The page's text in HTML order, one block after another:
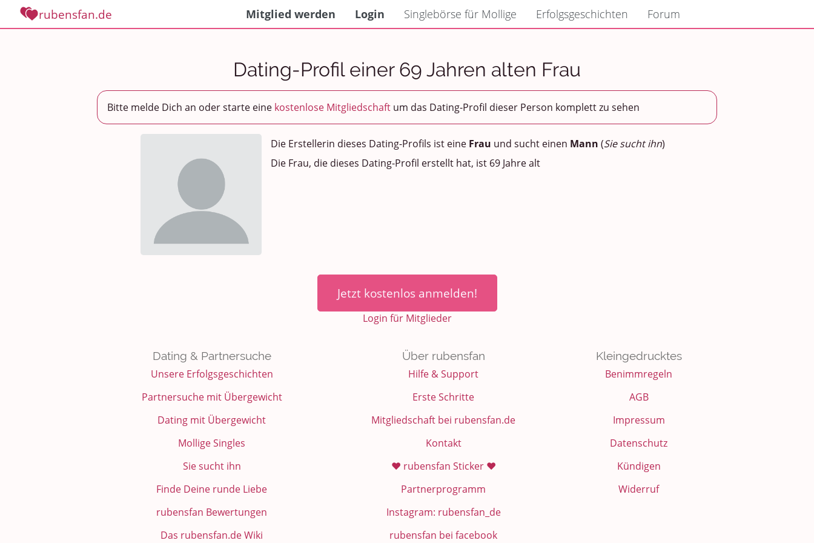
rubensfan.de Mitglied werden Login Singlebörse für Mollige Erfolgsgeschichten Forum
Dating-Profil einer 69 Jahren alten Frau
Bitte melde Dich an oder starte eine kostenlose Mitgliedschaft um das Dating-Profil dieser Person komplett zu sehen
Die Erstellerin dieses Dating-Profils ist eine Frau und sucht einen Mann (Sie sucht ihn)
Die Frau, die dieses Dating-Profil erstellt hat, ist 69 Jahre alt
Jetzt kostenlos anmelden!
Login für Mitglieder
Dating & Partnersuche
Unsere Erfolgsgeschichten
Partnersuche mit Übergewicht
Dating mit Übergewicht
Mollige Singles
Sie sucht ihn
Finde Deine runde Liebe
rubensfan Bewertungen
Das rubensfan.de Wiki
Über rubensfan
Hilfe & Support
Erste Schritte
Mitgliedschaft bei rubensfan.de
Kontakt
❤️ rubensfan Sticker ❤️
Partnerprogramm
Instagram: rubensfan_de
rubensfan bei facebook
Kleingedrucktes
Benimmregeln
AGB
Impressum
Datenschutz
Kündigen
Widerruf